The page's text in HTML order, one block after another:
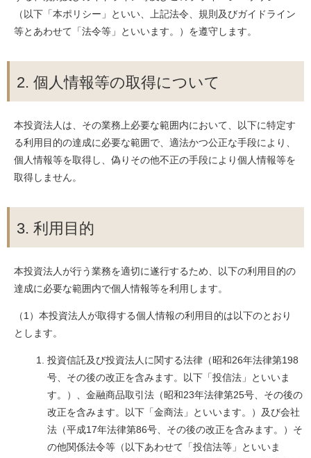
（以下「本ポリシー」といい、上記法令、規則及びガイドライン
等とあわせて「法令等」といいます。）を遵守します。
2. 個人情報等の取得について
本投資法人は、その業務上必要な範囲内において、以下に特定す
る利用目的の達成に必要な範囲で、適法かつ公正な手段により、
個人情報等を取得し、偽りその他不正の手段により個人情報等を
取得しません。
3. 利用目的
本投資法人が行う業務を適切に遂行するため、以下の利用目的の
達成に必要な範囲内で個人情報等を利用します。
（1）本投資法人が取得する個人情報の利用目的は以下のとおり
とします。
投資信託及び投資法人に関する法律（昭和26年法律第198
号、その後の改正を含みます。以下「投信法」といいま
す。）、金融商品取引法（昭和23年法律第25号、その後の
改正を含みます。以下「金商法」といいます。）及び会社
法（平成17年法律第86号、その後の改正を含みます。）そ
の他関係法令等（以下あわせて「投信法等」といいま